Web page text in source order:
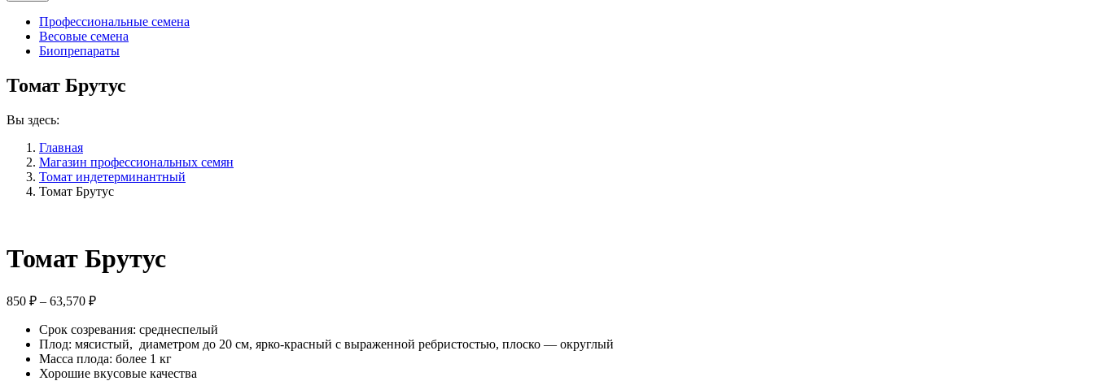
Профессиональные семена
Весовые семена
Биопрепараты
Томат Брутус
Вы здесь:
Главная
Магазин профессиональных семян
Томат индетерминантный
Томат Брутус
Томат Брутус
850 ₽ – 63,570 ₽Диапазон
850 ₽
–
63,570 ₽
Срок созревания: среднеспелый
Плод: мясистый, диаметром до 20 см, ярко-красный с выраженной ребристостью, плоско — округлый
Масса плода: более 1 кг
Хорошие вкусовые качества